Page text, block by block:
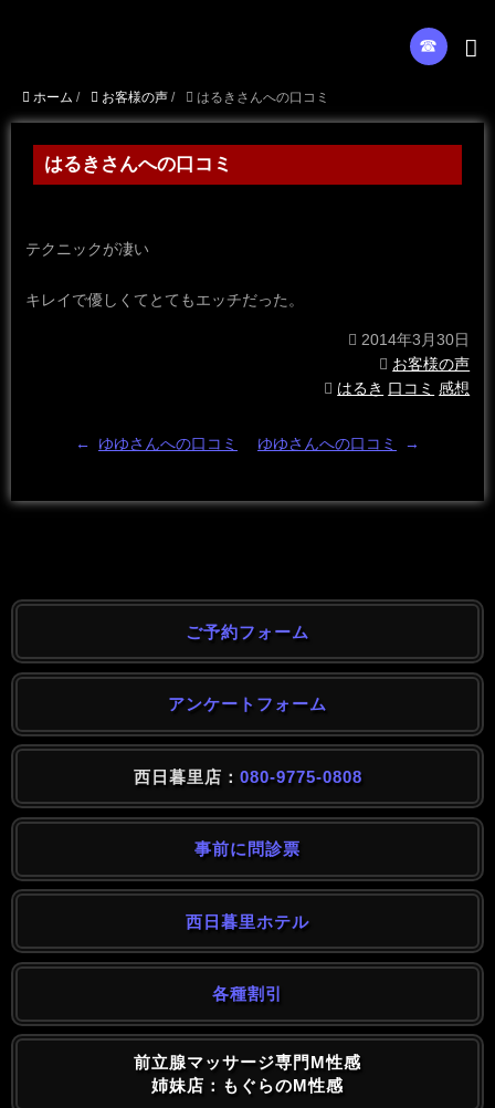
☎︎
ホーム / お客様の声 / はるきさんへの口コミ
はるきさんへの口コミ
テクニックが凄い
キレイで優しくてとてもエッチだった。
2014年3月30日
お客様の声
はるき 口コミ 感想
← ゆゆさんへの口コミ ゆゆさんへの口コミ →
ご予約フォーム
アンケートフォーム
西日暮里店： 080-9775-0808
事前に問診票
西日暮里ホテル
各種割引
前立腺マッサージ専門M性感
姉妹店：もぐらのM性感